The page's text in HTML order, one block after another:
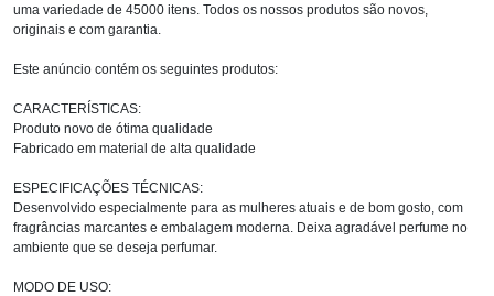
uma variedade de 45000 itens. Todos os nossos produtos são novos,
originais e com garantia.
Este anúncio contém os seguintes produtos:
CARACTERÍSTICAS:
Produto novo de ótima qualidade
Fabricado em material de alta qualidade
ESPECIFICAÇÕES TÉCNICAS:
Desenvolvido especialmente para as mulheres atuais e de bom gosto, com
fragrâncias marcantes e embalagem moderna. Deixa agradável perfume no
ambiente que se deseja perfumar.
MODO DE USO: